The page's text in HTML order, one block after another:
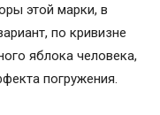
этой марки, в
по кривизне
яблока человека,
погружения.